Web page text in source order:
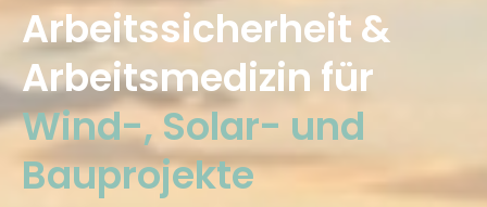
Arbeitssicherheit &
Arbeitsmedizin für
Wind-, Solar- und
Bauprojekte